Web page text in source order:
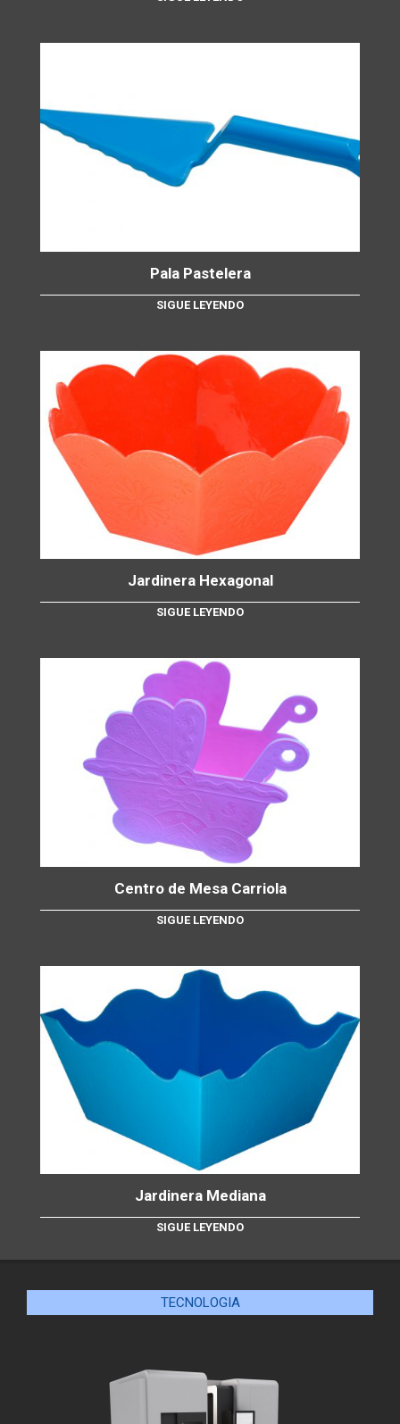
Pala Pastelera
SIGUE LEYENDO
Jardinera Hexagonal
SIGUE LEYENDO
Centro de Mesa Carriola
SIGUE LEYENDO
Jardinera Mediana
SIGUE LEYENDO
TECNOLOGIA